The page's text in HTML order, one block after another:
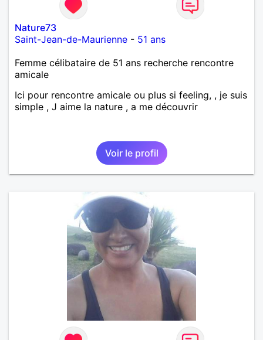
Nature73
Saint-Jean-de-Maurienne - 51 ans
Femme célibataire de 51 ans recherche rencontre
amicale
Ici pour rencontre amicale ou plus si feeling, , je suis
simple , J aime la nature , a me découvrir
Voir le profil